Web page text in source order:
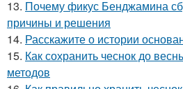
13. Почему фикус Бенджамина
причины и решения
14. Расскажите о истории
15. Как сохранить чеснок до
методов